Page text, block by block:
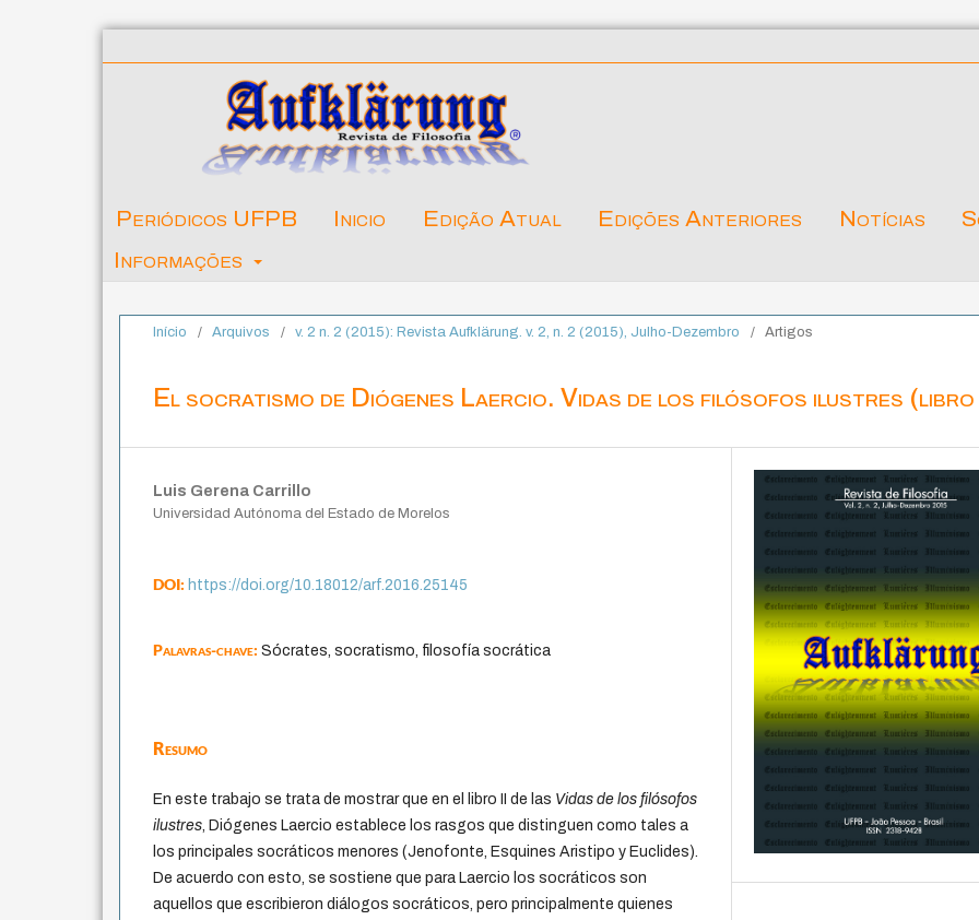
Periódicos UFPB Inicio Edição Atual Edições Anteriores Notícias
Informações
Início / Arquivos / v. 2 n. 2 (2015): Revista Aufklärung. v. 2, n. 2 (2015), Julho-Dezembro / Artigos
El socratismo de Diógenes Laercio. Vidas de los filósofos ilustres
Luis Gerena Carrillo
Universidad Autónoma del Estado de Morelos
DOI:https://doi.org/10.18012/arf.2016.25145
Palavras-chave:Sócrates, socratismo, filosofía socrática
Resumo
En este trabajo se trata de mostrar que en el libro II de las Vidas de los filósofos
ilustres , Diógenes Laercio establece los rasgos que distinguen como tales a
los principales socráticos menores (Jenofonte, Esquines Aristipo y Euclides).
De acuerdo con esto, se sostiene que para Laercio los socráticos son
aquellos que escribieron diálogos socráticos, pero principalmente quienes